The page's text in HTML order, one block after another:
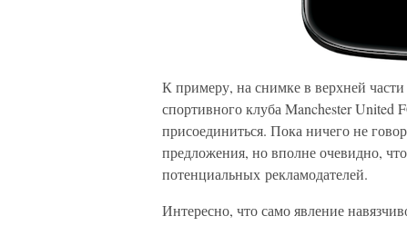
К примеру, на снимке в верхней
спортивного клуба Manchester
присоединиться. Пока ничего не
предложения, но вполне очевидно,
потенциальных рекламодателей.
Интересно, что само явление